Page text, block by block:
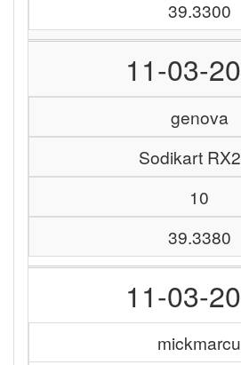
39.3300
11-03-
genova
Sodikart
10
39.3380
11-03-
mickmarcu